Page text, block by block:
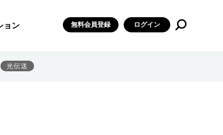
ョン 無料会員登録 ログイン
光伝送